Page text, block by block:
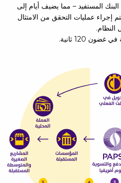
المستفيد – مما يضيف أيام إلى
إجراء عمليات التحقق من الامتثال
النظام.
120 ثانية.